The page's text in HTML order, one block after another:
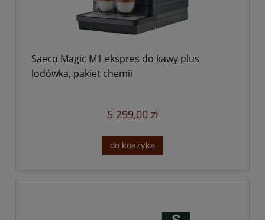
Saeco Magic M1 ekspres do kawy plus
lodówka, pakiet chemii
5 299,00 zł
do koszyka